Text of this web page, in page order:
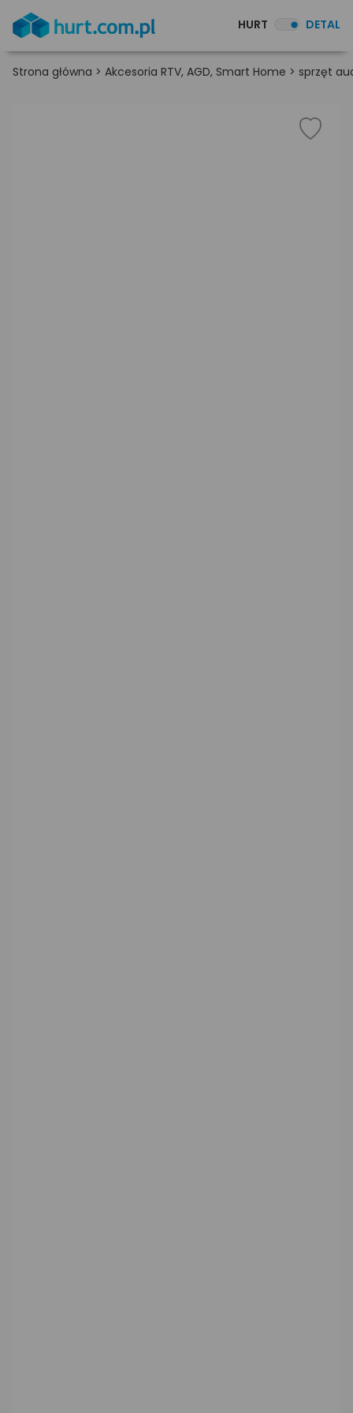
HURT DETAL
Strona główna > Akcesoria RTV, AGD, Smart Home > sprzęt